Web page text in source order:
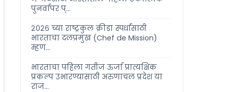
पुनर्वापर प्...
२०२६ च्या राष्ट्रकुल क्रीडा स्पर्धांसाठी
भारताचा दलप्रमुख (Chef de Mission)
म्हण...
भारताचा पहिला गतीज ऊर्जा प्रात्यक्षिक
प्रकल्प उभारण्यासाठी अरुणाचल प्रदेश या
राज...